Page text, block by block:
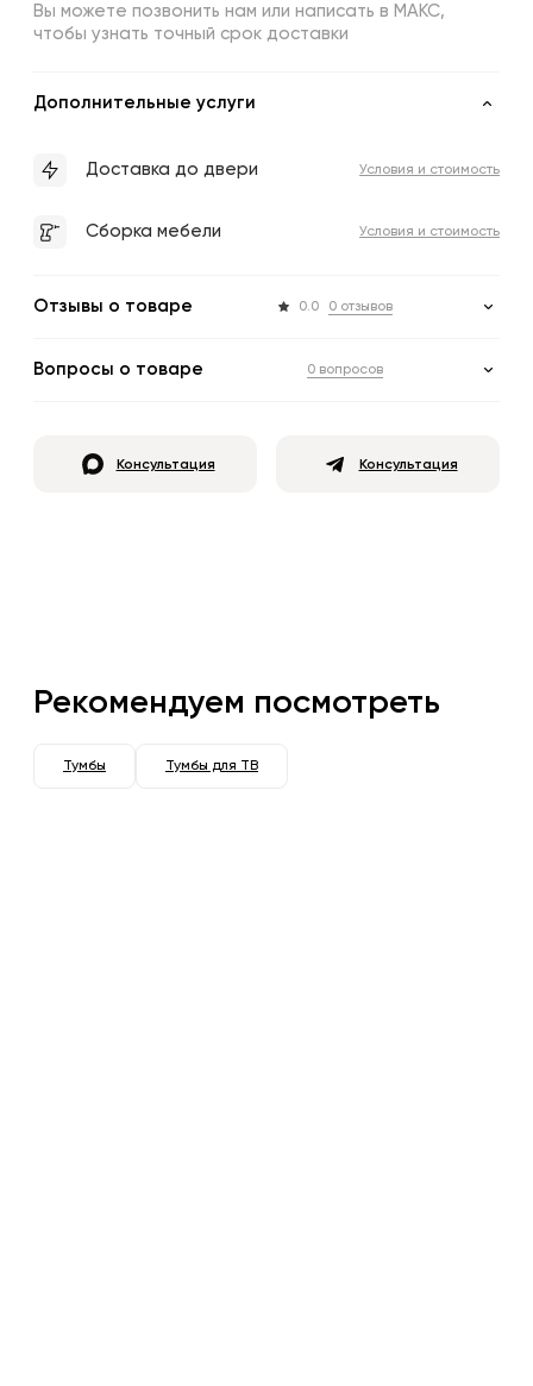
Вы можете позвонить нам или написать в МАКС,
чтобы узнать точный срок доставки
Дополнительные услуги
Доставка до двери Условия и стоимость
Сборка мебели Условия и стоимость
Отзывы о товаре 0.0 0 отзывов
Вопросы о товаре 0 вопросов
Консультация Консультация
Рекомендуем посмотреть
Тумбы Тумбы для ТВ